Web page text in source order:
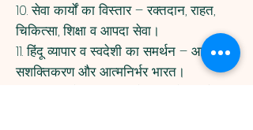
10.⁠ ⁠सेवा कार्यों का विस्तार – रक्तदान, राहत,
चिकित्सा, शिक्षा व आपदा सेवा।
11.⁠ ⁠हिंदू व्यापार व स्वदेशी का समर्थन – आर्थिक
सशक्तिकरण और आत्मनिर्भर भारत।